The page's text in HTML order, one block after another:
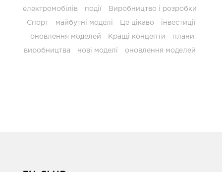
електромобілів події Виробництво і розробки
Спорт майбутні моделі Це цікаво інвестиції
оновлення моделей Кращі концепти плани
виробництва нові моделі оновлення моделей